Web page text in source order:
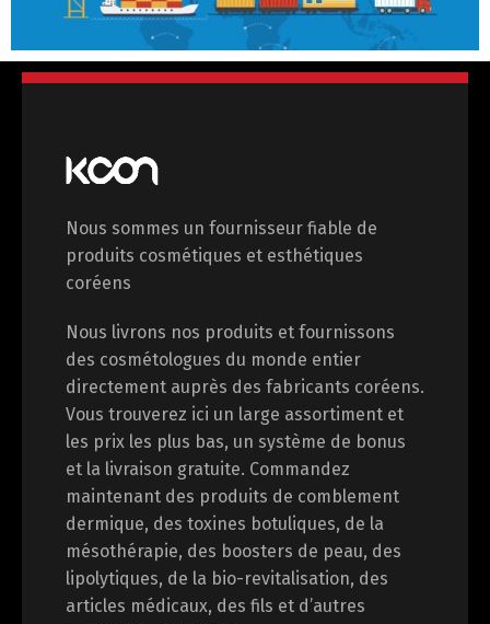
Nous sommes un fournisseur fiable de
produits cosmétiques et esthétiques
coréens
Nous livrons nos produits et fournissons
des cosmétologues du monde entier
directement auprès des fabricants coréens.
Vous trouverez ici un large assortiment et
les prix les plus bas, un système de bonus
et la livraison gratuite. Commandez
maintenant des produits de comblement
dermique, des toxines botuliques, de la
mésothérapie, des boosters de peau, des
lipolytiques, de la bio-revitalisation, des
articles médicaux, des fils et d’autres
Switch The Language
English Deutsch